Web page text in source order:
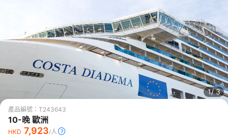
1/3
產品編號： T243643
10-晚 歐洲
HKD 7,923/人